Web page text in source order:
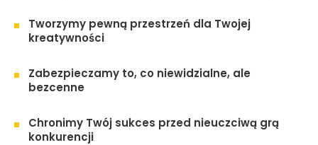
Tworzymy pewną przestrzeń dla Twojej
kreatywności
Zabezpieczamy to, co niewidzialne, ale
bezcenne
Chronimy Twój sukces przed nieuczciwą grą
konkurencji